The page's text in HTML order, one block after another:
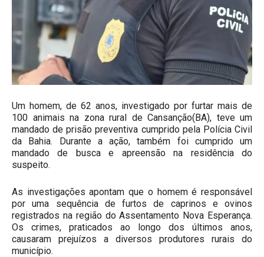
Um homem, de 62 anos, investigado por furtar mais de
100 animais na zona rural de Cansanção(BA), teve um
mandado de prisão preventiva cumprido pela Polícia Civil
da Bahia. Durante a ação, também foi cumprido um
mandado de busca e apreensão na residência do
suspeito.
As investigações apontam que o homem é responsável
por uma sequência de furtos de caprinos e ovinos
registrados na região do Assentamento Nova Esperança.
Os crimes, praticados ao longo dos últimos anos,
causaram prejuízos a diversos produtores rurais do
município.